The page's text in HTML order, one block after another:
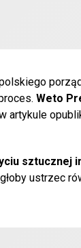
Weto
artykule
sztucznej
ustrzec